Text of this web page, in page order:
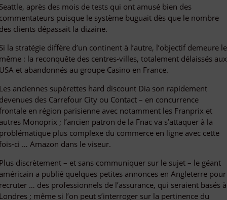
après des mois de tests qui ont amusé bien des
puisque le système buguait dès que le nombre
clients dépassait la dizaine.
la stratégie diffère d’un continent à l’autre, l’objectif demeure le
: la reconquête des centres-villes, totalement délaissés aux
et abandonnés au groupe Casino en France.
anciennes supérettes hard discount Dia son rapidement
des Carrefour City ou Contact – en concurrence
en région parisienne avec notamment les Franprix et
Monoprix ; l’ancien patron de la Fnac va s’attaquer à la
plus complexe du commerce en ligne avec cette
ci … Amazon dans le viseur.
discrètement – et sans communiquer sur le sujet – le géant
a publié quelques petites annonces en Angleterre pour
… des professionnels de l’assurance, qui seraient basés à
; même si l’on peut s’interroger sur la pertinence du